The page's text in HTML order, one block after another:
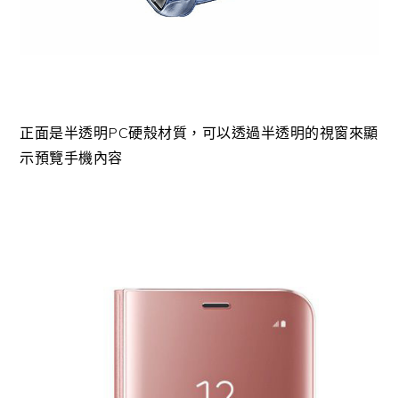
正面是半透明PC硬殼材質，可以透過半透明的視窗來顯
示預覽手機內容